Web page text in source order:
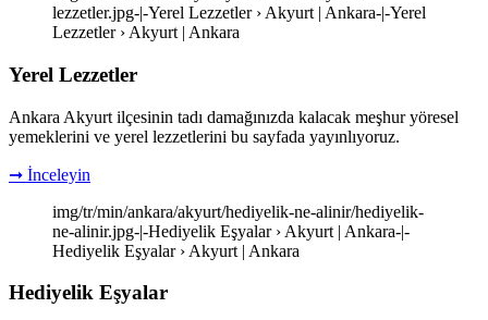
lezzetler.jpg-|-Yerel Lezzetler › Akyurt | Ankara-|-Yerel
Lezzetler › Akyurt | Ankara
Yerel Lezzetler
Ankara Akyurt ilçesinin tadı damağınızda kalacak meşhur yöresel
yemeklerini ve yerel lezzetlerini bu sayfada yayınlıyoruz.
➞ İnceleyin
img/tr/min/ankara/akyurt/hediyelik-ne-alinir/hediyelik-
ne-alinir.jpg-|-Hediyelik Eşyalar › Akyurt | Ankara-|-
Hediyelik Eşyalar › Akyurt | Ankara
Hediyelik Eşyalar